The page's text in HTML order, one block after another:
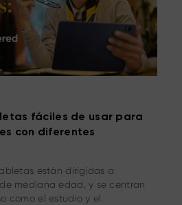
fáciles de usar para
con diferentes
están dirigidas a
mediana edad, y se centran
como el estudio y el